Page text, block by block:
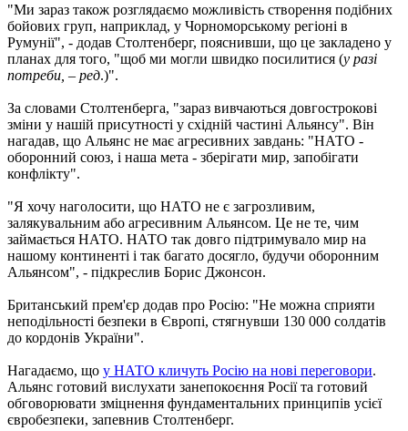
"Ми зараз також розглядаємо можливість створення подібних
бойових груп, наприклад, у Чорноморському регіоні в
Румунії", - додав Столтенберг, пояснивши, що це закладено у
планах для того, "щоб ми могли швидко посилитися (у разі
потреби, – ред.)".
За словами Столтенберга, "зараз вивчаються довгострокові
зміни у нашій присутності у східній частині Альянсу". Він
нагадав, що Альянс не має агресивних завдань: "НАТО -
оборонний союз, і наша мета - зберігати мир, запобігати
конфлікту".
"Я хочу наголосити, що НАТО не є загрозливим,
залякувальним або агресивним Альянсом. Це не те, чим
займається НАТО. НАТО так довго підтримувало мир на
нашому континенті і так багато досягло, будучи оборонним
Альянсом", - підкреслив Борис Джонсон.
Британський прем'єр додав про Росію: "Не можна сприяти
неподільності безпеки в Європі, стягнувши 130 000 солдатів
до кордонів України".
Нагадаємо, що у НАТО кличуть Росію на нові переговори.
Альянс готовий вислухати занепокоєння Росії та готовий
обговорювати зміцнення фундаментальних принципів усієї
євробезпеки, запевнив Столтенберг.